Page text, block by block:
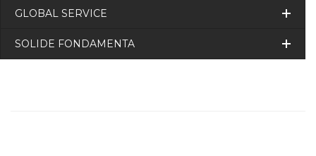
GLOBAL SERVICE
SOLIDE FONDAMENTA